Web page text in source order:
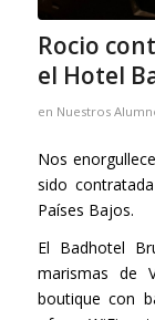
Rocio
el Hotel
en Nuestros
Nos
sido
Países Bajos.
El Badhotel
marismas de
boutique con